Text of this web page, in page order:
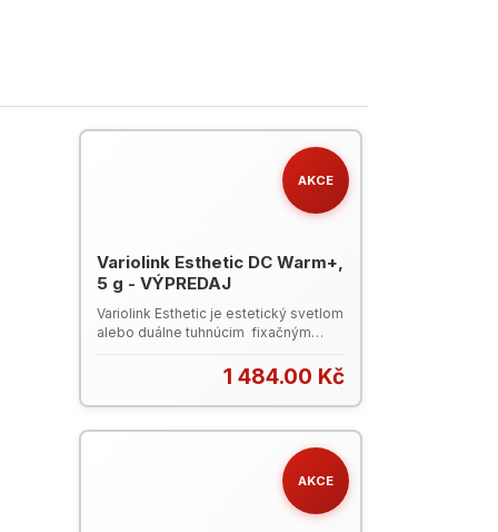
AKCE
Variolink Esthetic DC Warm+,
5 g - VÝPREDAJ
Variolink Esthetic je estetický svetlom
alebo duálne tuhnúcim fixačným
fixáciu náročných keramických a
kompozitných výplni. Je založený na
dlhoročne klinicky osvedčených
vlastnostiach Variolinku II a Variolinku
Veneeru. Predstavuje novú generáciu
estetikou a užívateľsky prívetivým
1 484.00 Kč
AKCE